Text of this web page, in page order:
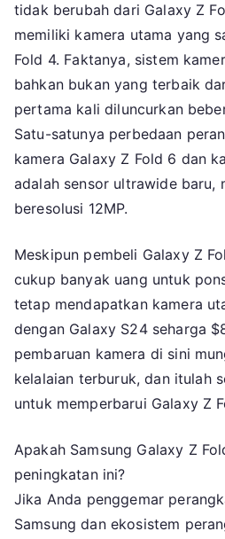
tidak berubah dari Galaxy Z
memiliki kamera utama yang
Fold 4. Faktanya, sistem
bahkan bukan yang terbaik
pertama kali diluncurkan
Satu-satunya perbedaan
kamera Galaxy Z Fold 6 dan
adalah sensor ultrawide baru,
beresolusi 12MP.
Meskipun pembeli Galaxy Z
cukup banyak uang untuk
tetap mendapatkan kamera
dengan Galaxy S24 seharga
pembaruan kamera di sini
kelalaian terburuk, dan itulah
untuk memperbarui Galaxy Z
Apakah Samsung Galaxy Z
peningkatan ini?
Jika Anda penggemar
Samsung dan ekosistem